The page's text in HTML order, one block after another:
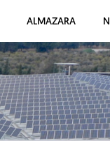
ALMAZARA